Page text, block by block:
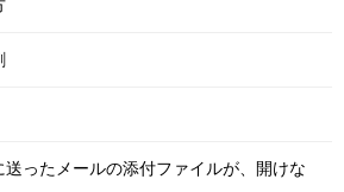
ったメールの添付ファイルが、開けな